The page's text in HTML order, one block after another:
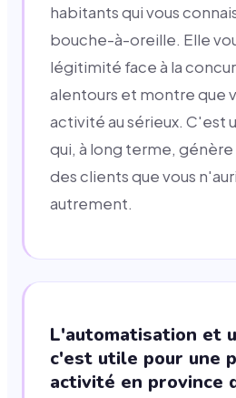
habitants qui vous
bouche-à-oreille. Elle
légitimité face à la
alentours et montre que
activité au sérieux. C'est
qui, à long terme,
des clients que vous
autrement.
L'automatisation et
c'est utile pour une
activité en province